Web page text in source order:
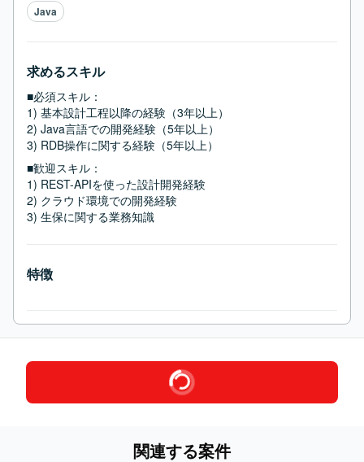
Java
求めるスキル
■必須スキル：
1) 基本設計工程以降の経験（3年以上）
2) Java言語での開発経験（5年以上）
3) RDB操作に関する経験（5年以上）
■歓迎スキル：
1) REST-APIを使った設計開発経験
2) クラウド環境での開発経験
3) 生保に関する業務知識
特徴
関連する案件